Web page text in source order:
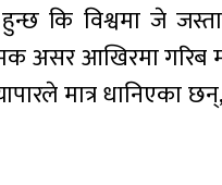
कि विश्वमा जे
असर आखिरमा
मात्र धानिएका